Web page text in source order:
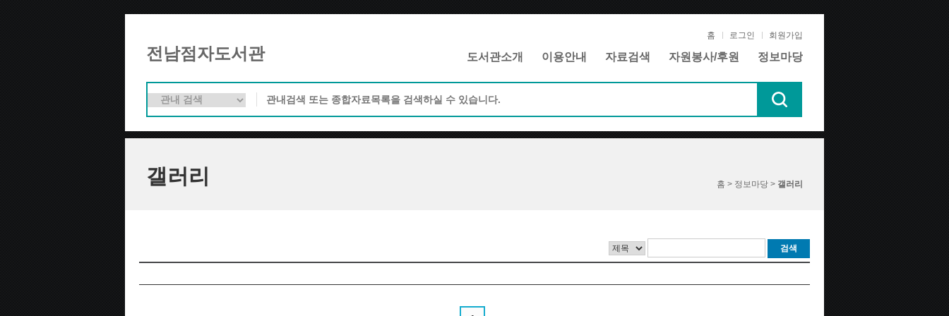
전남점자도서관
홈 로그인 회원가입
도서관소개 이용안내 자료검색 자원봉사/후원 정보마당
갤러리 홈 > 정보마당 > 갤러리
검색